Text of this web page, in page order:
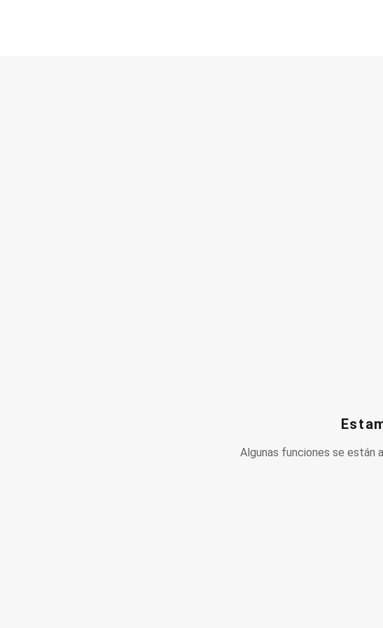
Algunas funciones se están